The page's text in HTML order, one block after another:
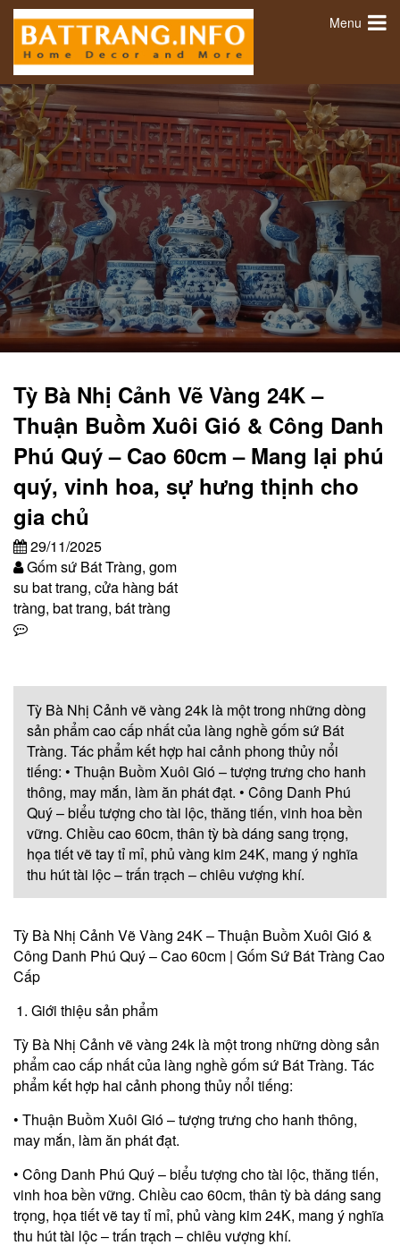
Menu
Tỳ Bà Nhị Cảnh Vẽ Vàng 24K –
Thuận Buồm Xuôi Gió & Công Danh
Phú Quý – Cao 60cm – Mang lại phú
quý, vinh hoa, sự hưng thịnh cho
gia chủ
29/11/2025
Gốm sứ Bát Tràng, gom
su bat trang, cửa hàng bát
tràng, bat trang, bát tràng
Tỳ Bà Nhị Cảnh vẽ vàng 24k là một trong những dòng
sản phẩm cao cấp nhất của làng nghề gốm sứ Bát
Tràng. Tác phẩm kết hợp hai cảnh phong thủy nổi
tiếng: • Thuận Buồm Xuôi Gió – tượng trưng cho hanh
thông, may mắn, làm ăn phát đạt. • Công Danh Phú
Quý – biểu tượng cho tài lộc, thăng tiến, vinh hoa bền
vững. Chiều cao 60cm, thân tỳ bà dáng sang trọng,
họa tiết vẽ tay tỉ mỉ, phủ vàng kim 24K, mang ý nghĩa
thu hút tài lộc – trấn trạch – chiêu vượng khí.
Tỳ Bà Nhị Cảnh Vẽ Vàng 24K – Thuận Buồm Xuôi Gió &
Công Danh Phú Quý – Cao 60cm | Gốm Sứ Bát Tràng Cao
Cấp
Giới thiệu sản phẩm
Tỳ Bà Nhị Cảnh vẽ vàng 24k là một trong những dòng sản
phẩm cao cấp nhất của làng nghề gốm sứ Bát Tràng. Tác
phẩm kết hợp hai cảnh phong thủy nổi tiếng:
• Thuận Buồm Xuôi Gió – tượng trưng cho hanh thông,
may mắn, làm ăn phát đạt.
• Công Danh Phú Quý – biểu tượng cho tài lộc, thăng tiến,
vinh hoa bền vững. Chiều cao 60cm, thân tỳ bà dáng sang
trọng, họa tiết vẽ tay tỉ mỉ, phủ vàng kim 24K, mang ý nghĩa
thu hút tài lộc – trấn trạch – chiêu vượng khí.